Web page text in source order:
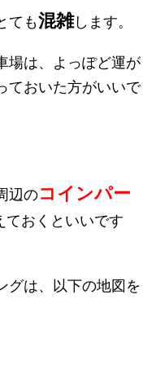
ても混雑します。
場は、よっぽど運が
ておいた方がいいで
辺のコインパー
ておくといいです
グは、以下の地図を